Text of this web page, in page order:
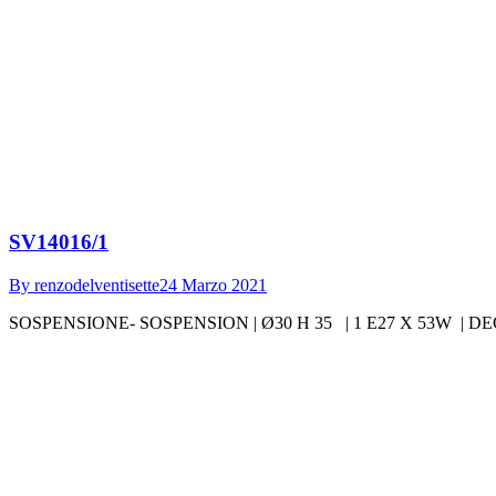
SV14016/1
By renzodelventisette24 Marzo 2021
SOSPENSIONE- SOSPENSION | Ø30 H 35 | 1 E27 X 53W